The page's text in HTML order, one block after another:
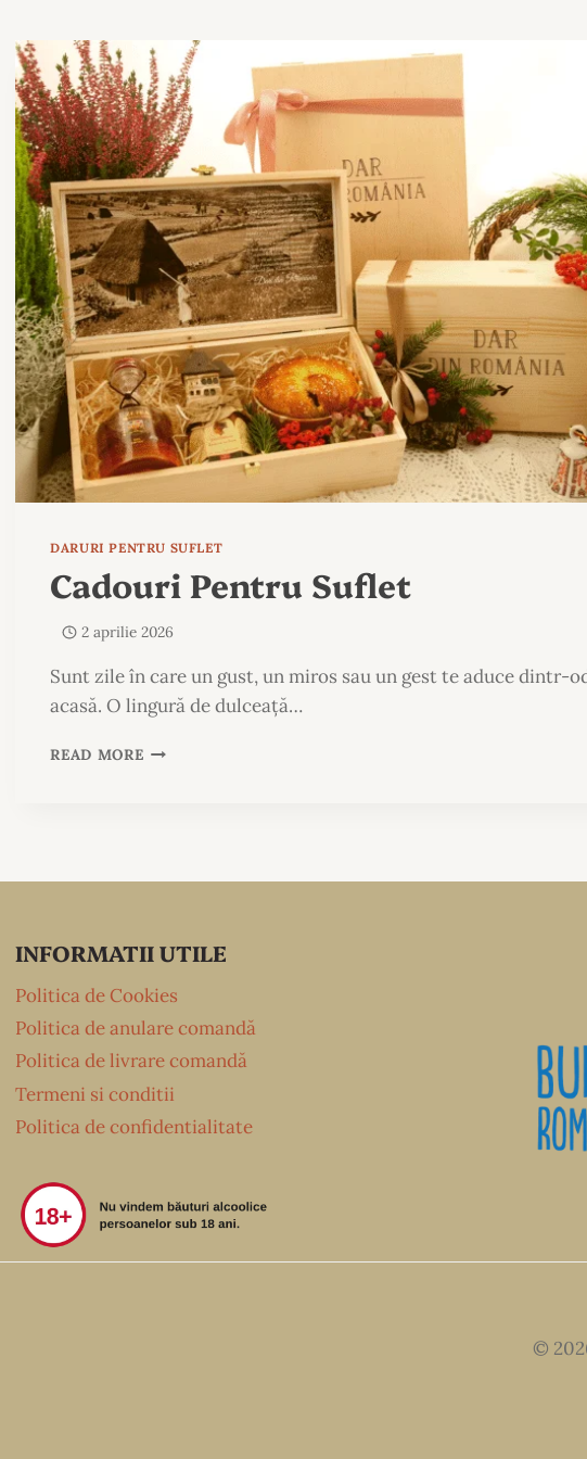
DARURI PENTRU SUFLET
Cadouri Pentru Suflet
2 aprilie 2026
Sunt zile în care un gust, un miros sau un gest te aduce dintr-
acasă. O lingură de dulceață…
READ MORECADOURI
INFORMATII UTILE
Politica de Cookies
Politica de anulare comandă
Politica de livrare comandă
Termeni si conditii
Politica de confidentialitate
©